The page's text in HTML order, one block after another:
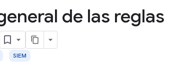
de las reglas
SIEM